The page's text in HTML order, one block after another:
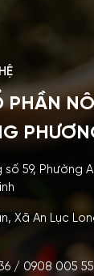
PHẦN
59, Phường
Xã An Lục
/ 0908 005